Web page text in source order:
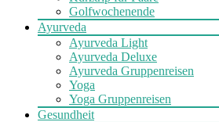
Golfwochenende
Ayurveda
Ayurveda Light
Ayurveda Deluxe
Ayurveda Gruppenreisen
Yoga
Yoga Gruppenreisen
Gesundheit